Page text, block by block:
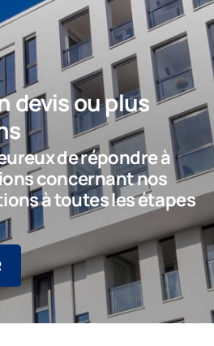
devis ou plus
de répondre à
concernant nos
à toutes les étapes